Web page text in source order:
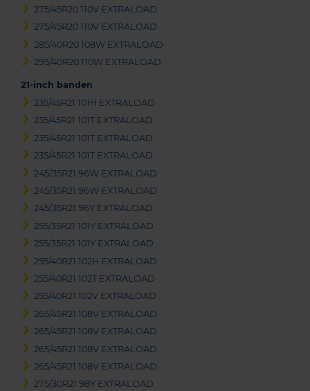
275/45R20 110V EXTRALOAD
275/45R20 110V EXTRALOAD
285/40R20 108W EXTRALOAD
295/40R20 110W EXTRALOAD
21-inch banden
235/45R21 101H EXTRALOAD
235/45R21 101T EXTRALOAD
235/45R21 101T EXTRALOAD
235/45R21 101T EXTRALOAD
245/35R21 96W EXTRALOAD
245/35R21 96W EXTRALOAD
245/35R21 96Y EXTRALOAD
255/35R21 101Y EXTRALOAD
255/35R21 101Y EXTRALOAD
255/40R21 102H EXTRALOAD
255/40R21 102T EXTRALOAD
255/40R21 102V EXTRALOAD
265/45R21 108V EXTRALOAD
265/45R21 108V EXTRALOAD
265/45R21 108V EXTRALOAD
265/45R21 108V EXTRALOAD
275/30R21 98Y EXTRALOAD